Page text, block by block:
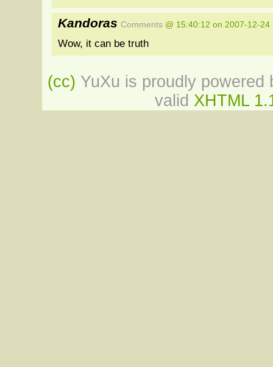
Kandoras Comments @ 15:40:12 on 2007-12-24
Wow, it can be truth
(cc) YuXu is proudly
validXHTML